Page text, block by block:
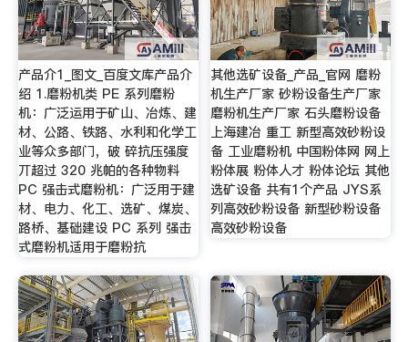
产品介1_图文_百度文库产品介
绍 1.磨粉机类 PE 系列磨粉
机：广泛运用于矿山、冶炼、建
材、公路、铁路、水利和化学工
业等众多部门，破 碎抗压强度
丌超过 320 兆帕的各种物料
PC 强击式磨粉机：广泛用于建
材、电力、化工、选矿、煤炭、
路桥、基础建设 PC 系列 强击
式磨粉机适用于磨粉抗
其他选矿设备_产品_官网 磨粉
机生产厂家 砂粉设备生产厂家
磨粉机生产厂家 石头磨粉设备
上海建冶 重工 新型高效砂粉设
备 工业磨粉机 中国粉体网 网上
粉体展 粉体人才 粉体论坛 其他
选矿设备 共有1个产品 JYS系
列高效砂粉设备 新型砂粉设备
高效砂粉设备